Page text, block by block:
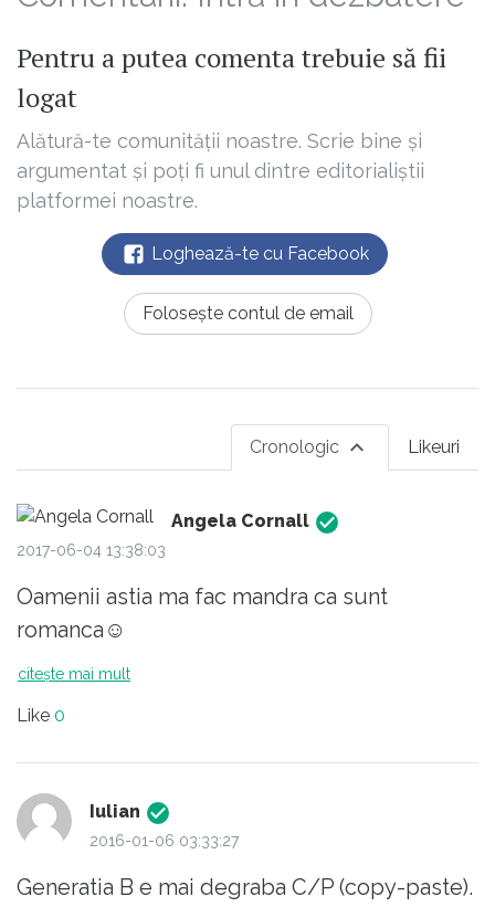
Pentru a putea comenta trebuie să fii
logat
Alătură-te comunității noastre. Scrie bine și
argumentat și poți fi unul dintre editorialiștii
platformei noastre.
Loghează-te cu Facebook
Folosește contul de email
Likeuri
Cronologic
Angela Cornall
2017-06-04 13:38:03
Oamenii astia ma fac mandra ca sunt
romanca☺
citește mai mult
Like 0
Iulian
2016-01-06 03:33:27
Generatia B e mai degraba C/P (copy-paste).